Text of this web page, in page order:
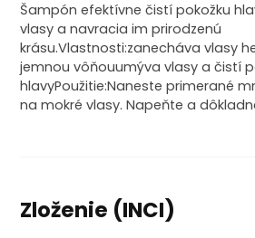
Šampón efektívne čistí pokožku
vlasy a navracia im prirodzenú
krásu.Vlastnosti:zanecháva vlasy
jemnou vôňouumýva vlasy a čistí
hlavyPoužitie:Naneste primerané
na mokré vlasy. Napeňte a
Zloženie (INCI)